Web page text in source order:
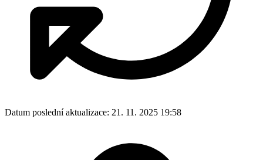
Datum poslední aktualizace: 21. 11. 2025 19:58